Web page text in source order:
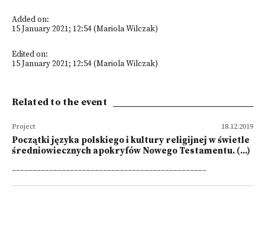
Added on:
15 January 2021; 12:54 (Mariola Wilczak)
Edited on:
15 January 2021; 12:54 (Mariola Wilczak)
Related to the event
18.12.2019
Project
Początki języka polskiego i kultury religijnej w świetle
średniowiecznych apokryfów Nowego Testamentu. (...)
_______________________________________________